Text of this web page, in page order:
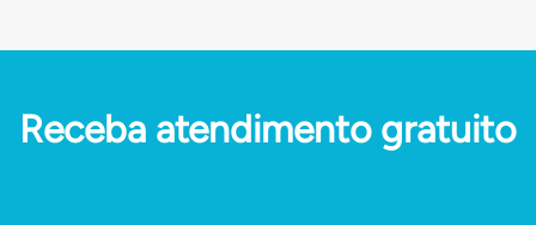
Receba atendimento gratuito